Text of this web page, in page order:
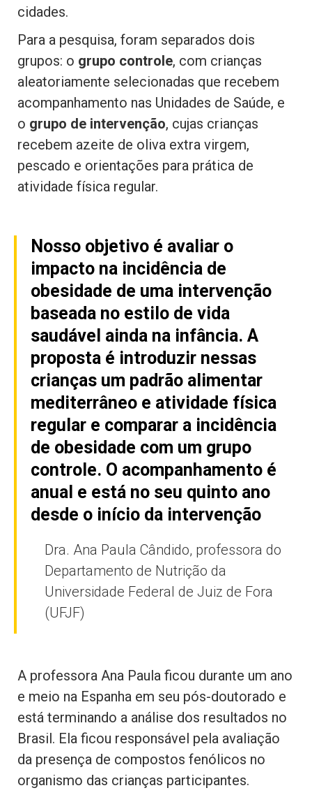
cidades.
Para a pesquisa, foram separados dois
grupos: o grupo controle, com crianças
aleatoriamente selecionadas que recebem
acompanhamento nas Unidades de Saúde, e
o grupo de intervenção, cujas crianças
recebem azeite de oliva extra virgem,
pescado e orientações para prática de
atividade física regular.
Nosso objetivo é avaliar o
impacto na incidência de
obesidade de uma intervenção
baseada no estilo de vida
saudável ainda na infância. A
proposta é introduzir nessas
crianças um padrão alimentar
mediterrâneo e atividade física
regular e comparar a incidência
de obesidade com um grupo
controle. O acompanhamento é
anual e está no seu quinto ano
desde o início da intervenção
Dra. Ana Paula Cândido, professora do
Departamento de Nutrição da
Universidade Federal de Juiz de Fora
(UFJF)
A professora Ana Paula ficou durante um ano
e meio na Espanha em seu pós-doutorado e
está terminando a análise dos resultados no
Brasil. Ela ficou responsável pela avaliação
da presença de compostos fenólicos no
organismo das crianças participantes.